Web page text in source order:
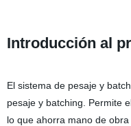
Introducción al
El sistema de pesaje y
pesaje y batching. Permite
lo que ahorra mano de